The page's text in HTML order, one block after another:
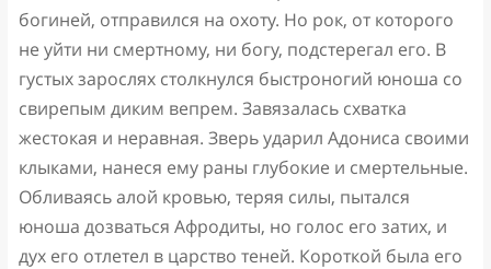
богиней, отправился на охоту. Но рок, от которого
не уйти ни смертному, ни богу, подстерегал его. В
густых зарослях столкнулся быстроногий юноша со
свирепым диким вепрем. Завязалась схватка
жестокая и неравная. Зверь ударил Адониса своими
клыками, нанеся ему раны глубокие и смертельные.
Обливаясь алой кровью, теряя силы, пытался
юноша дозваться Афродиты, но голос его затих, и
дух его отлетел в царство теней. Короткой была его